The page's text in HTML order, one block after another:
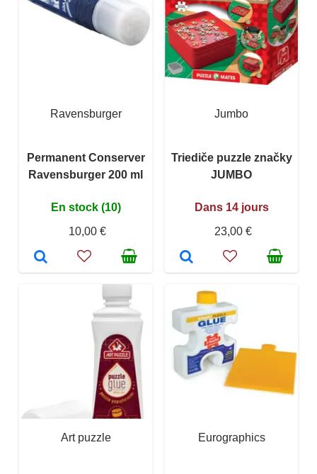
Ravensburger
Permanent Conserver
Ravensburger 200 ml
En stock (10)
10,00 €
Jumbo
Triediče puzzle značky
JUMBO
Dans 14 jours
23,00 €
Art puzzle Eurographics